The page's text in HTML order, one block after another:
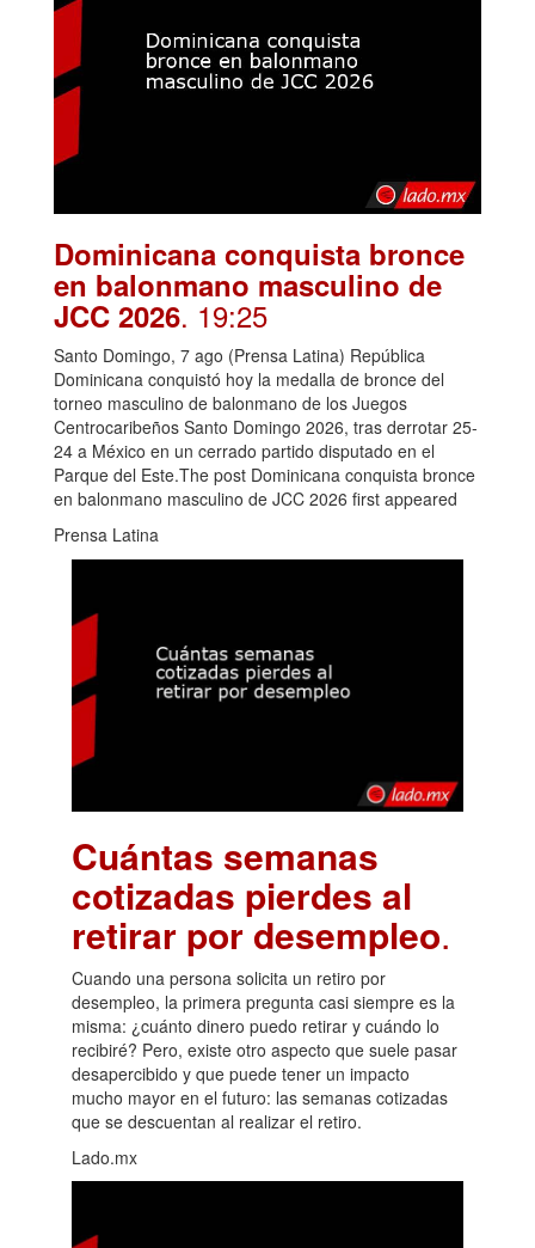
Dominicana conquista bronce
en balonmano masculino de
JCC 2026. 19:25
Santo Domingo, 7 ago (Prensa Latina) República
Dominicana conquistó hoy la medalla de bronce del
torneo masculino de balonmano de los Juegos
Centrocaribeños Santo Domingo 2026, tras derrotar 25-
24 a México en un cerrado partido disputado en el
Parque del Este.The post Dominicana conquista bronce
en balonmano masculino de JCC 2026 first appeared
Prensa Latina
Cuántas semanas
cotizadas pierdes al
retirar por desempleo.
Cuando una persona solicita un retiro por
desempleo, la primera pregunta casi siempre es la
misma: ¿cuánto dinero puedo retirar y cuándo lo
recibiré? Pero, existe otro aspecto que suele pasar
desapercibido y que puede tener un impacto
mucho mayor en el futuro: las semanas cotizadas
que se descuentan al realizar el retiro.
Lado.mx